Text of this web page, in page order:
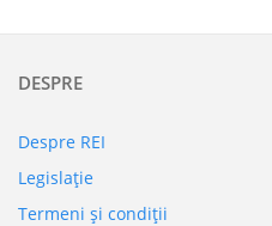
DESPRE
Despre REI
Legislaţie
Termeni şi condiţii